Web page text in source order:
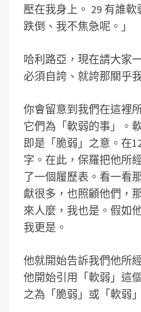
壓在我身上。 29 有誰
跌倒、我不焦急呢。」
哈利路亞，現在請大家
必須自誇、就誇那關乎
你會留意到我們在這裡
它們為「軟弱的事」。
即是「脆弱」之意。在
字。在此，保羅把他所
了一個履歷表。看一看
獻很多，也照顧他們，
來人麼，我也是。假如
我更是。
他就開始告訴我們他所
他開始引用「軟弱」這
之為「脆弱」或「軟弱